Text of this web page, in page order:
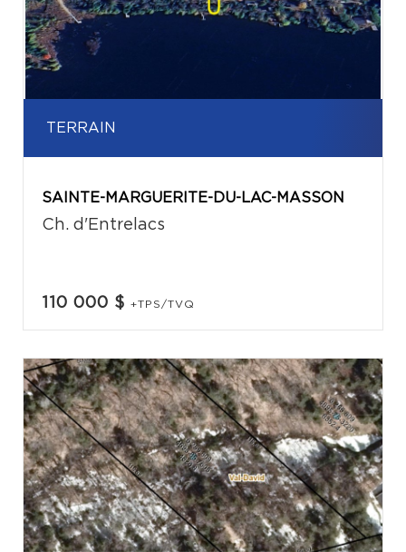
TERRAIN
SAINTE-MARGUERITE-DU-LAC-MASSON
Ch. d'Entrelacs
110 000 $ +TPS/TVQ